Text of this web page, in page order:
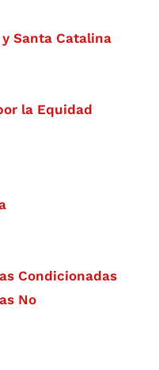
Santa Catalina
la Equidad
Condicionadas
No